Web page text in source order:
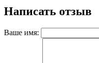
Написать отзыв
Ваше имя: